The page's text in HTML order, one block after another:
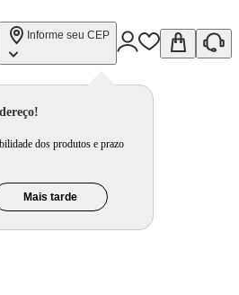
Informe seu CEP
dos produtos e prazo
Mais tarde